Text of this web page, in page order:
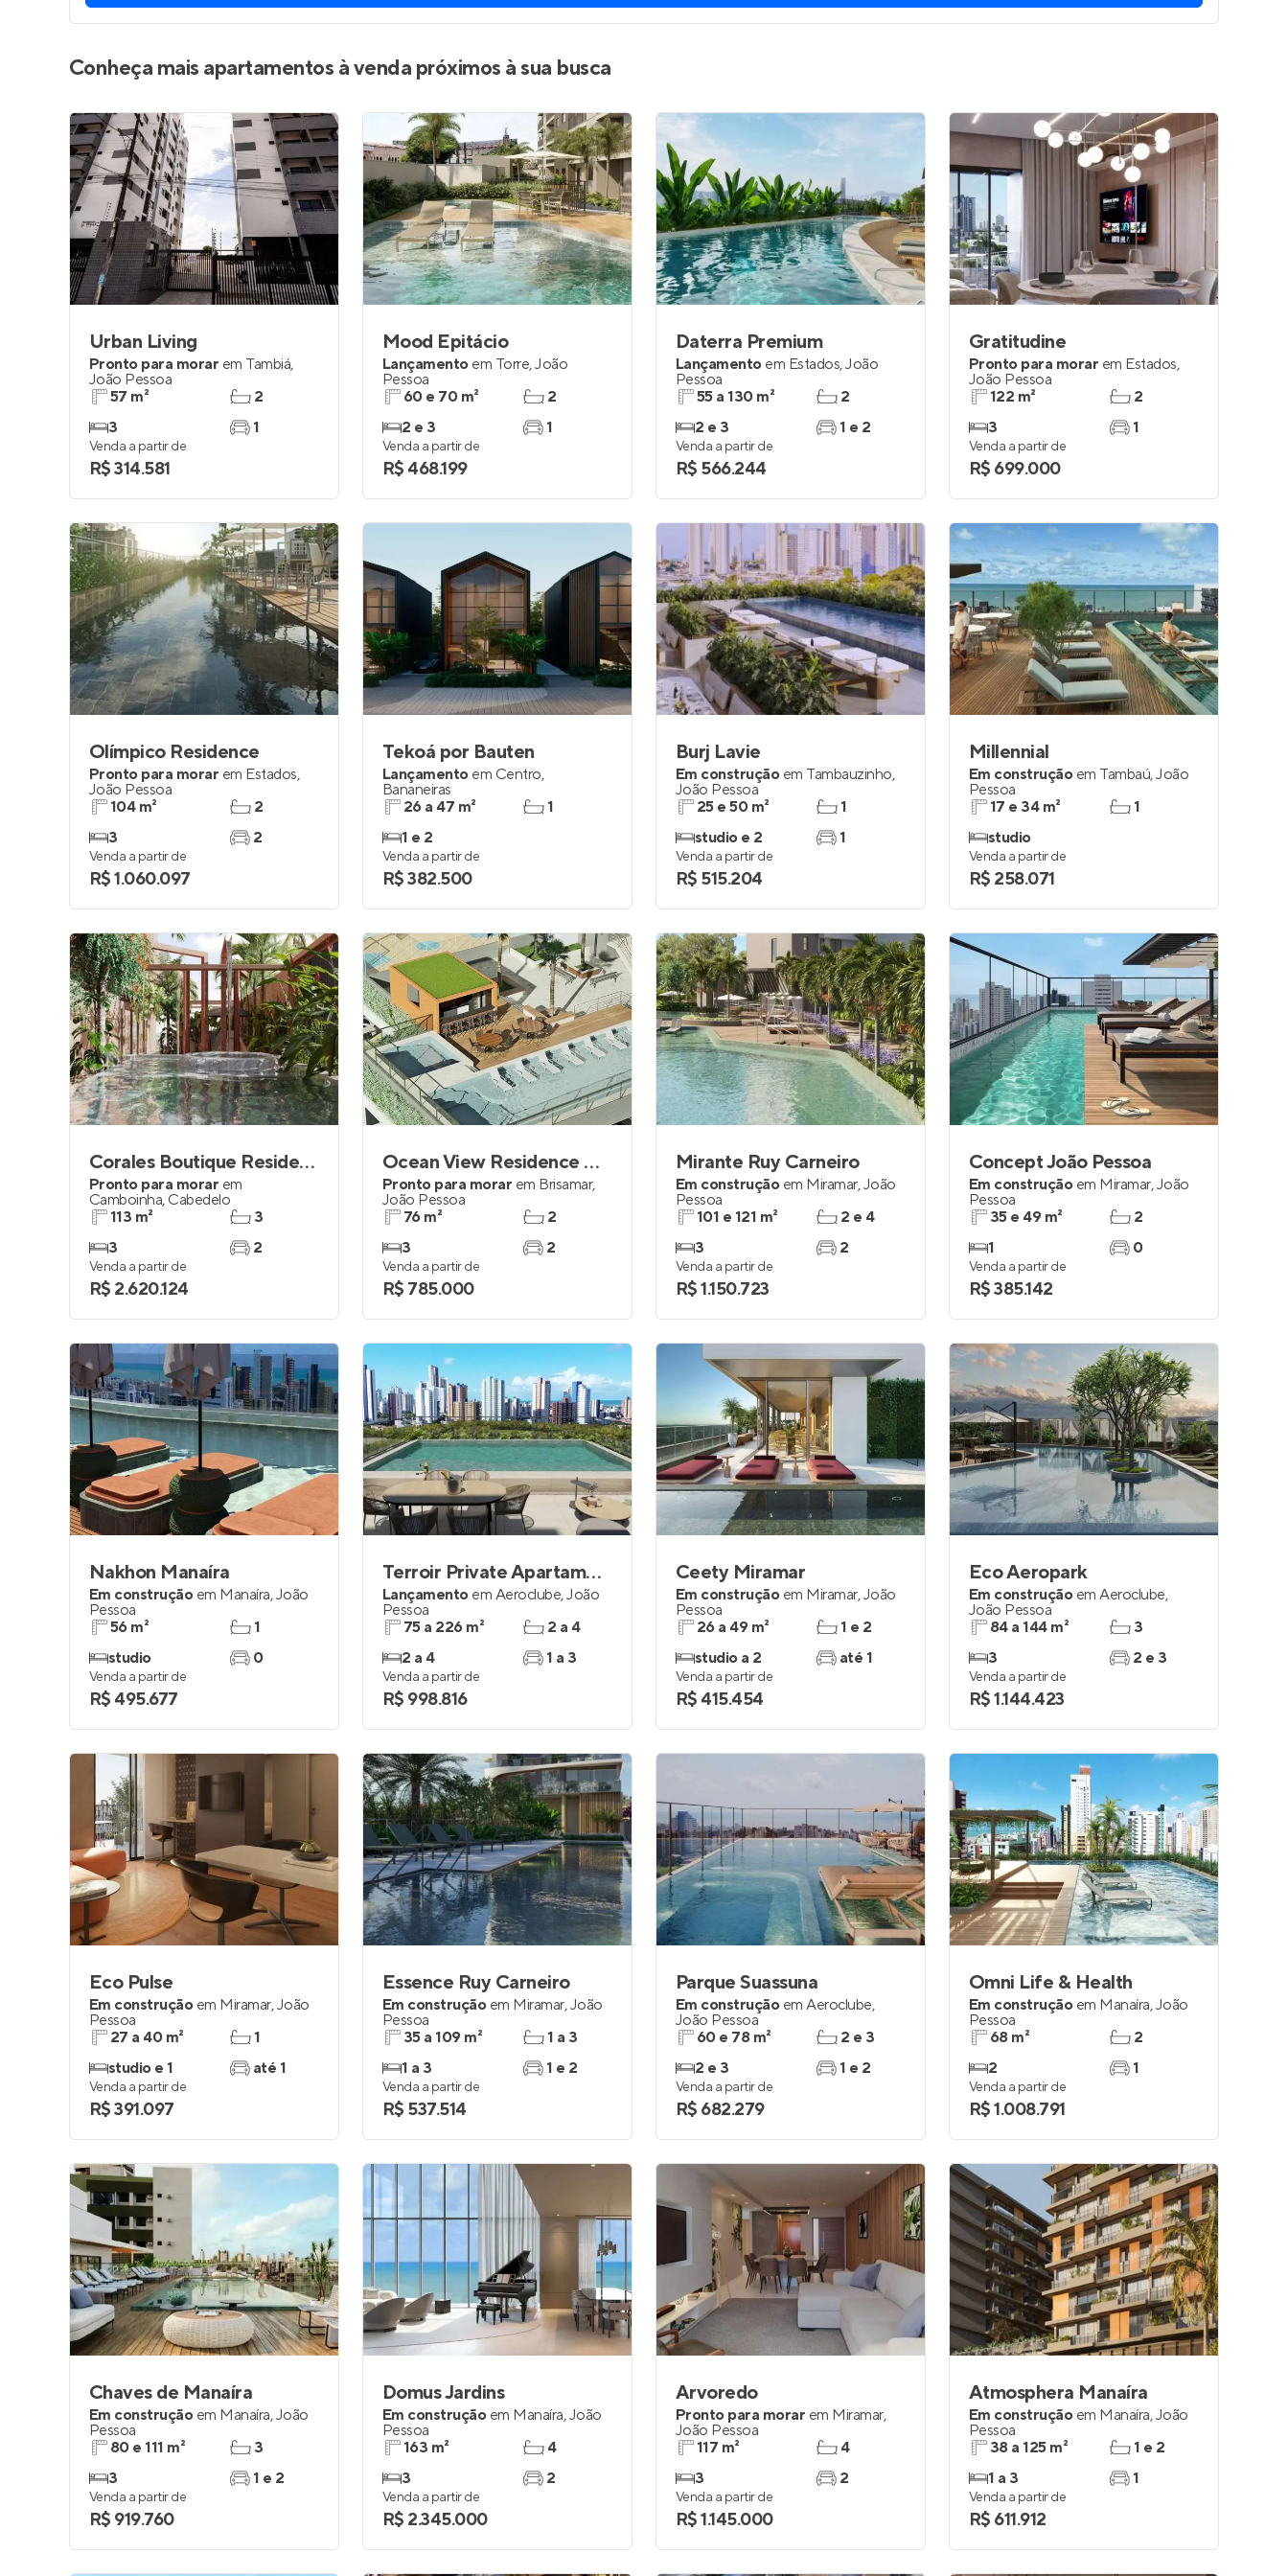
Conheça mais apartamentos à venda próximos à sua busca
Urban Living
Pronto para morar em Tambiá,
João Pessoa
57 m²
3
2
1
Venda a partir de
R$ 314.581
Mood Epitácio
Lançamento em Torre,João
Pessoa
60 e 70 m²
2 e 3
2
1
Venda a partir de
R$ 468.199
Daterra Premium
Lançamento em Estados,João
Pessoa
55 a 130 m²
2 e 3
2
1 e 2
Venda a partir de
R$ 566.244
Gratitudine
Pronto para morar em Estados,
João Pessoa
122 m²
3
2
1
Venda a partir de
R$ 699.000
Olímpico Residence
Pronto para morar em Estados,
João Pessoa
104 m²
3
2
2
Venda a partir de
R$ 1.060.097
Tekoá por Bauten
Lançamento em Centro,
Bananeiras
26 a 47 m²
1 e 2
1
Venda a partir de
R$ 382.500
Burj Lavie
Em construção em Tambauzinho,
João Pessoa
25 e 50 m²
studio e 2
1
1
Venda a partir de
R$ 515.204
Millennial
Em construção em Tambaú,João
Pessoa
17 e 34 m²
studio
1
Venda a partir de
R$ 258.071
Corales Boutique Residence
Pronto para morar em
Camboinha, Cabedelo
113 m²
3
3
2
Venda a partir de
R$ 2.620.124
Ocean View Residence Club
Pronto para morar em Brisamar,
João Pessoa
76 m²
3
2
2
Venda a partir de
R$ 785.000
Mirante Ruy Carneiro
Em construção em Miramar,João
Pessoa
101 e 121 m²
3
2 e 4
2
Venda a partir de
R$ 1.150.723
Concept João Pessoa
Em construção em Miramar,João
Pessoa
35 e 49 m²
1
2
0
Venda a partir de
R$ 385.142
Nakhon Manaíra
Em construção em Manaíra,João
Pessoa
56 m²
studio
1
0
Venda a partir de
R$ 495.677
Terroir Private Apartaments
Lançamento em Aeroclube,João
Pessoa
75 a 226 m²
2 a 4
2 a 4
1 a 3
Venda a partir de
R$ 998.816
Ceety Miramar
Em construção em Miramar,João
Pessoa
26 a 49 m²
studio a 2
1 e 2
até 1
Venda a partir de
R$ 415.454
Eco Aeropark
Em construção em Aeroclube,
João Pessoa
84 a 144 m²
3
3
2 e 3
Venda a partir de
R$ 1.144.423
Eco Pulse
Em construção em Miramar,João
Pessoa
27 a 40 m²
studio e 1
1
até 1
Venda a partir de
R$ 391.097
Essence Ruy Carneiro
Em construção em Miramar,João
Pessoa
35 a 109 m²
1 a 3
1 a 3
1 e 2
Venda a partir de
R$ 537.514
Parque Suassuna
Em construção em Aeroclube,
João Pessoa
60 e 78 m²
2 e 3
2 e 3
1 e 2
Venda a partir de
R$ 682.279
Omni Life & Health
Em construção em Manaíra,João
Pessoa
68 m²
2
2
1
Venda a partir de
R$ 1.008.791
Chaves de Manaíra
Em construção em Manaíra,João
Pessoa
80 e 111 m²
3
3
1 e 2
Venda a partir de
R$ 919.760
Domus Jardins
Em construção em Manaíra,João
Pessoa
163 m²
3
4
2
Venda a partir de
R$ 2.345.000
Arvoredo
Pronto para morar em Miramar,
João Pessoa
117 m²
3
4
2
Venda a partir de
R$ 1.145.000
Atmosphera Manaíra
Em construção em Manaíra,João
Pessoa
38 a 125 m²
1 a 3
1 e 2
1
Venda a partir de
R$ 611.912